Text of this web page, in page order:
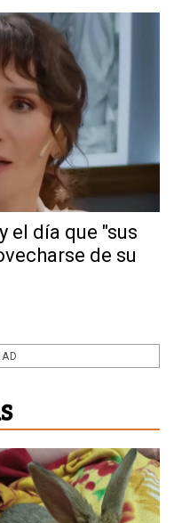
el día que "sus
de su